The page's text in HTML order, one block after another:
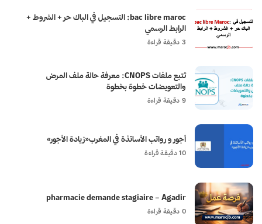
bac libre maroc: التسجيل في الباك حر + الشروط +
الرابط الرسمي
3 دقيقة قراءة
تتبع ملفات CNOPS: معرفة حالة ملف المرض
والتعويضات خطوة بخطوة
9 دقيقة قراءة
أجور و رواتب الأساتذة في المغرب«زيادة الأجور»
10 دقيقة قراءة
pharmacie demande stagiaire – Agadir
0 دقيقة قراءة